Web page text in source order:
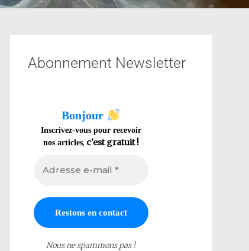
Abonnement Newsletter
Bonjour
Inscrivez-vous pour recevoir
nos articles, c'est gratuit !
Nous ne spammons pas !